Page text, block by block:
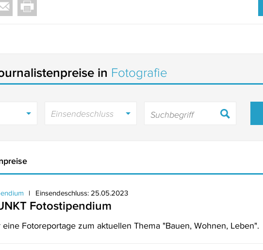
in Fotografie
Einsendeschluss
Einsendeschluss: 25.05.2023
Fotostipendium
Fotoreportage zum aktuellen Thema "Bauen, Wohnen, Leben".